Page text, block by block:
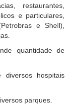
restaurantes,
e particulares,
e Shell),
quantidade de
hospitais
parques.